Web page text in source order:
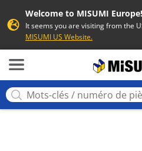
Welcome to MISUMI Europe!
It seems you are visiting from the
MISUMI US Website.